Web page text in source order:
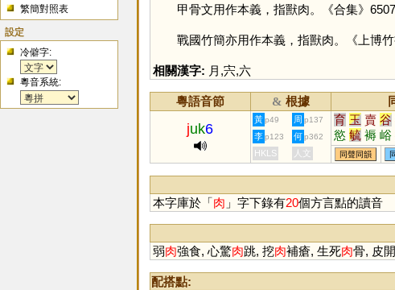
繁簡對照表
設定
冷僻字:
粵音系統:
甲骨文用作本義，指獸肉。《合集》6507
戰國竹簡亦用作本義，指獸肉。《上博竹
相關漢字: 月 ,宍,六
粵語音節 & 根據
juk6
黃 p49 周 p137 育 玉 賣 谷
慾 毓 褥 峪
鵒 蓐 縟 宍
蒮 媷 儥 嗕
李 p123 何 p362
HKLS 人文 同聲同韻
本字庫於「肉 」字下錄有20個方言點的讀音
弱肉強食, 心驚肉跳, 挖肉補瘡, 生死肉骨, 皮開
配搭點: